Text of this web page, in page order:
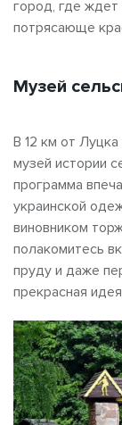
город, где ждет
потрясающе
Музей
В 12 км от
музей истории
программа
украинской
виновником
полакомитесь
пруду и даже
прекрасная